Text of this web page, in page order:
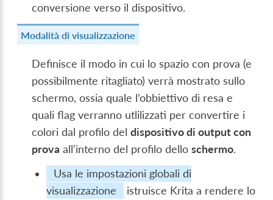
conversione verso il dispositivo.
Modalità di visualizzazione
Definisce il modo in cui lo spazio con prova (e
possibilmente ritagliato) verrà mostrato sullo
schermo, ossia quale l’obbiettivo di resa e
quali flag verranno utlilizzati per convertire i
colori dal profilo deldispositivo di output con
prova all’interno del profilo delloschermo.
Usa le impostazioni globali di
visualizzazione
istruisce Krita a rendere lo